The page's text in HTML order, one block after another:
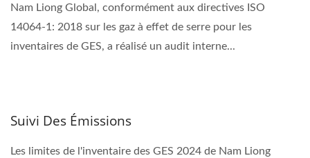
Nam Liong Global, conformément aux directives ISO
14064-1: 2018 sur les gaz à effet de serre pour les
inventaires de GES, a réalisé un audit interne...
Suivi Des Émissions
Les limites de l'inventaire des GES 2024 de Nam Liong